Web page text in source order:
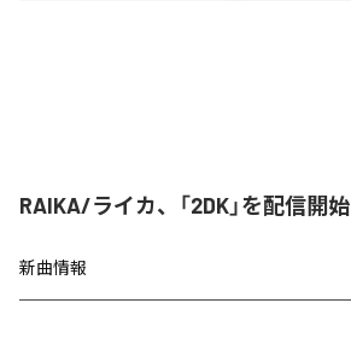
RAIKA/ライカ、「2DK」を配信開始
新曲情報